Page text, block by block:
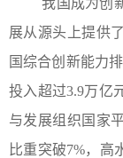
我国成为创
展从源头上提供
国综合创新能力
投入超过3.9万亿
与发展组织国家
比重突破7%，高